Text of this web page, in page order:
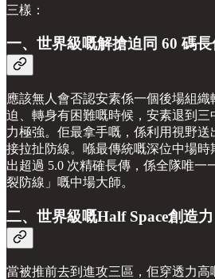
三樣：
一、世界級嘅解搶迫同 60 碼
應該無人會否認安素係一個後場組
迫、轉身有困難嘅時候，安素退到
力極強。佢最拿手嘅，係利用視野送
接拉扯防線。喺最傳統嘅深位中場時
出超過 5.0 次精確長傳，係全隊唯一
裂防線」嘅中場大師。
二、世界級嘅Half Space創造力
當被推前去到進攻三區，佢穿透力高